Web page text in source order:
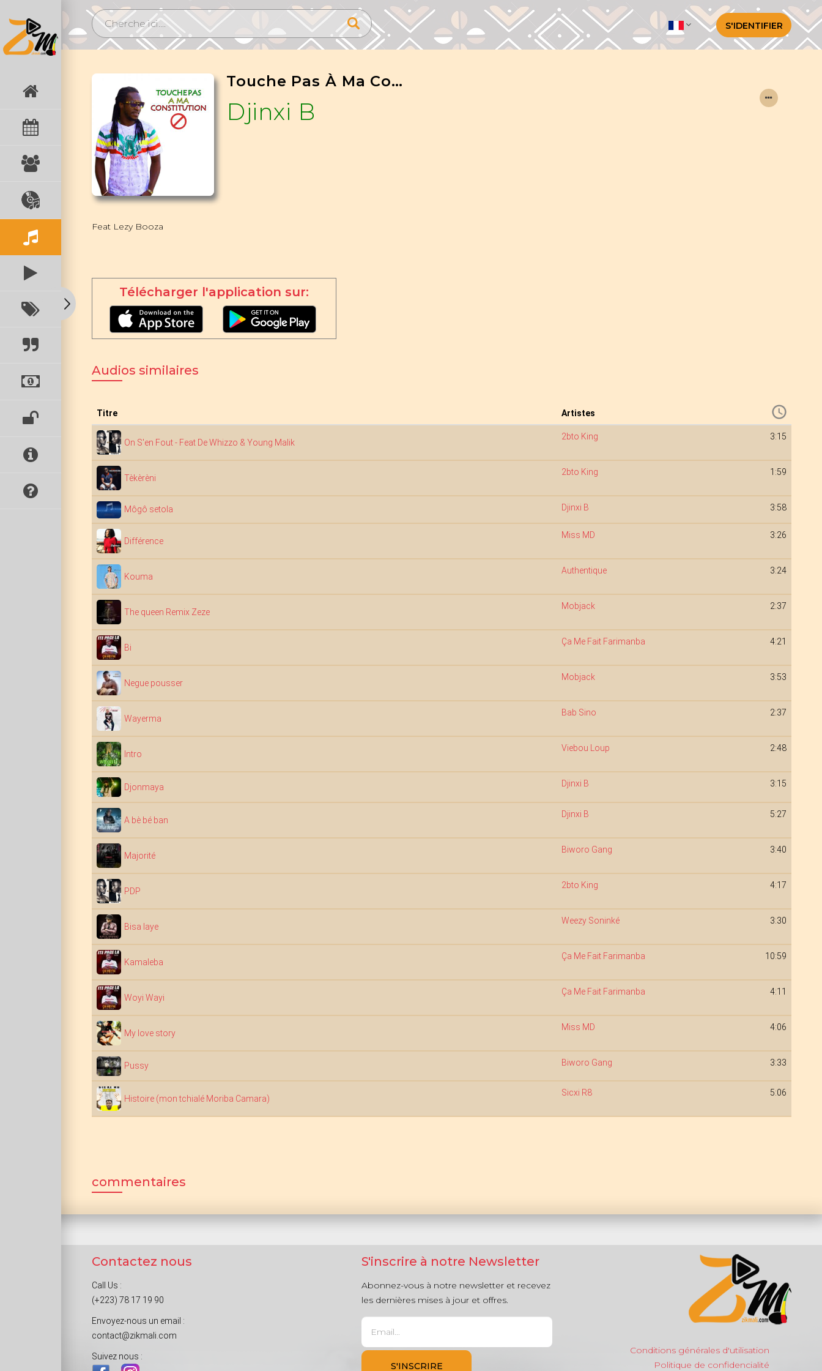
S'IDENTIFIER
Touche Pas À Ma Constitution
Djinxi B
Feat Lezy Booza
Télécharger l'application sur:
Audios similaires
Titre Artistes
On S'en Fout - Feat De Whizzo & Young Malik
2bto King 3:15
Tèkèrèni
2bto King 1:59
Môgô setola Djinxi B 3:58
Différence
Miss MD 3:26
Kouma
Authentique 3:24
The queen Remix Zeze
Mobjack 2:37
Bi
Ça Me Fait Farimanba 4:21
Negue pousser
Mobjack 3:53
Wayerma
Bab Sino 2:37
Intro
Viebou Loup 2:48
Djonmaya Djinxi B 3:15
A bè bé ban
Djinxi B 5:27
Majorité
Biworo Gang 3:40
PDP
2bto King 4:17
Bisa laye
Weezy Soninké 3:30
Kamaleba
Ça Me Fait Farimanba 10:59
Woyi Wayi
Ça Me Fait Farimanba 4:11
My love story
Miss MD 4:06
Pussy Biworo Gang 3:33
Histoire (mon tchialé Moriba Camara)
Sicxi R8 5:06
commentaires
Contactez nous
Call Us :
(+223) 78 17 19 90
Envoyez-nous un email :
contact@zikmali.com
Suivez nous :
S'inscrire à notre Newsletter
Abonnez-vous à notre newsletter et recevez
les dernières mises à jour et offres.
Conditions générales d'utilisation
Politique de confidencialité